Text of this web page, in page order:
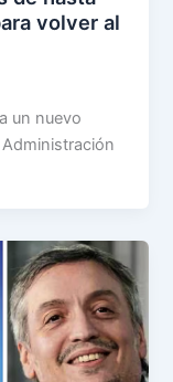
volver al
un nuevo